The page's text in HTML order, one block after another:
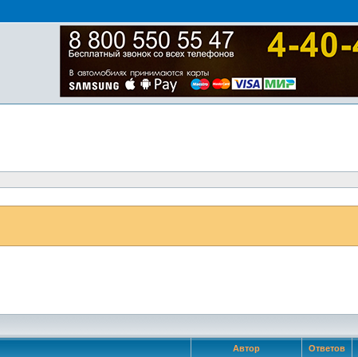
Автор Ответов